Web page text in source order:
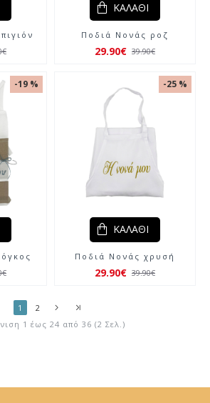
Ποδιά Νονάς ροζ
29.90€ 39.90€
ΚΑΛΆΘΙ
-19 % -25 %
Ποδιά Νονάς χρυσή
29.90€ 39.90€
ΚΑΛΆΘΙ
1
2
1 έως 24 από 36 (2 Σελ.)